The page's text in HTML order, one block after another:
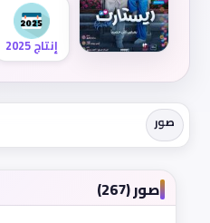
إنتاج 2025
صور
صور (267)